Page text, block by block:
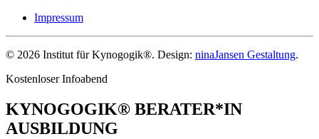
Impressum
© 2026 Institut für Kynogogik®. Design: ninaJansen Gestaltung.
Kostenloser Infoabend
KYNOGOGIK® BERATER*IN
AUSBILDUNG